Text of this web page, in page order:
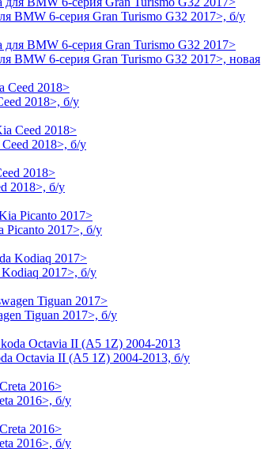
BMW 6-серия Gran Turismo G32 2017>, б/у
BMW 6-серия Gran Turismo G32 2017>, новая
2018>, б/у
2018>, б/у
2018>, б/у
Picanto 2017>, б/у
Kodiaq 2017>, б/у
Tiguan 2017>, б/у
Octavia II (A5 1Z) 2004-2013, б/у
2016>, б/у
2016>, б/у